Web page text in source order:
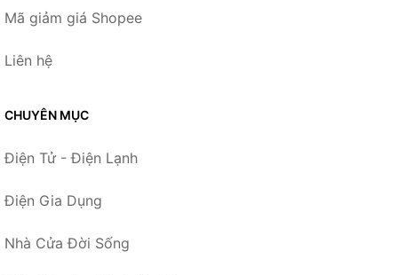
Mã giảm giá Shopee
Liên hệ
CHUYÊN MỤC
Điện Tử - Điện Lạnh
Điện Gia Dụng
Nhà Cửa Đời Sống